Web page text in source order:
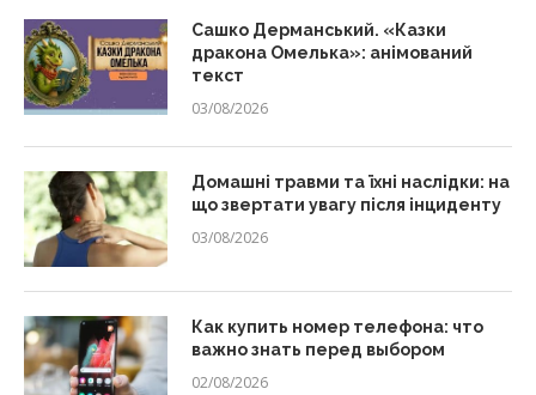
Сашко Дерманський. «Казки
дракона Омелька»: анімований
текст
03/08/2026
Домашні травми та їхні наслідки: на
що звертати увагу після інциденту
03/08/2026
Как купить номер телефона: что
важно знать перед выбором
02/08/2026